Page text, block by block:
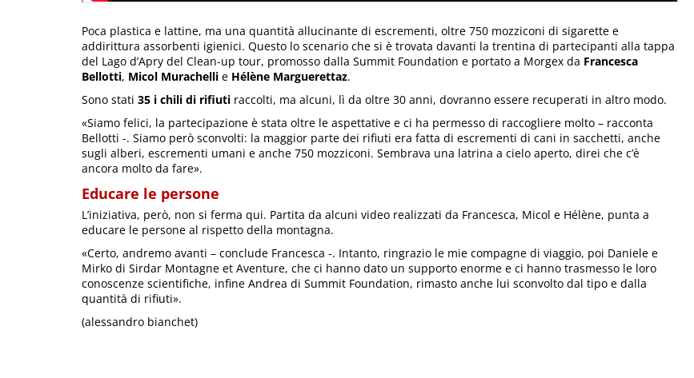
Poca plastica e lattine, ma una quantità allucinante di escrementi, oltre 750 mozziconi di sigarette e
addirittura assorbenti igienici. Questo lo scenario che si è trovata davanti la trentina di partecipanti alla tappa
del Lago d’Apry del Clean-up tour, promosso dalla Summit Foundation e portato a Morgex da Francesca
Bellotti, Micol Murachelli e Hélène Marguerettaz.
Sono stati 35 i chili di rifiuti raccolti, ma alcuni, lì da oltre 30 anni, dovranno essere recuperati in altro modo.
«Siamo felici, la partecipazione è stata oltre le aspettative e ci ha permesso di raccogliere molto – racconta
Bellotti -. Siamo però sconvolti: la maggior parte dei rifiuti era fatta di escrementi di cani in sacchetti, anche
sugli alberi, escrementi umani e anche 750 mozziconi. Sembrava una latrina a cielo aperto, direi che c’è
ancora molto da fare».
Educare le persone
L’iniziativa, però, non si ferma qui. Partita da alcuni video realizzati da Francesca, Micol e Hélène, punta a
educare le persone al rispetto della montagna.
«Certo, andremo avanti – conclude Francesca -. Intanto, ringrazio le mie compagne di viaggio, poi Daniele e
Mirko di Sirdar Montagne et Aventure, che ci hanno dato un supporto enorme e ci hanno trasmesso le loro
conoscenze scientifiche, infine Andrea di Summit Foundation, rimasto anche lui sconvolto dal tipo e dalla
quantità di rifiuti».
(alessandro bianchet)